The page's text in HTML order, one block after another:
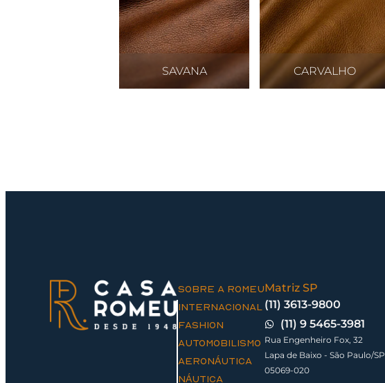
SAVANA CARVALHO
SOBRE A ROMEU
INTERNACIONAL
FASHION
AUTOMOBILISMO
AERONÁUTICA
NÁUTICA
Matriz SP
(11) 3613-9800
(11) 9 5465-3981
Rua Engenheiro Fox, 32
Lapa de Baixo - São Paulo/SP
05069-020